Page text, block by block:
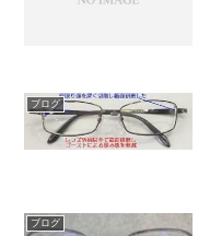
ブログ
ブログ